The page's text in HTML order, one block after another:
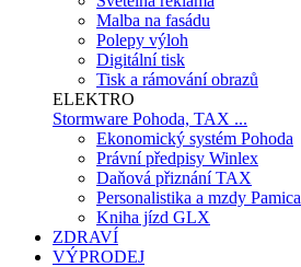
Malba na fasádu
Polepy výloh
Digitální tisk
Tisk a rámování obrazů
ELEKTRO
Stormware Pohoda, TAX ...
Ekonomický systém Pohoda
Právní předpisy Winlex
Daňová přiznání TAX
Personalistika a mzdy Pamica
Kniha jízd GLX
ZDRAVÍ
VÝPRODEJ